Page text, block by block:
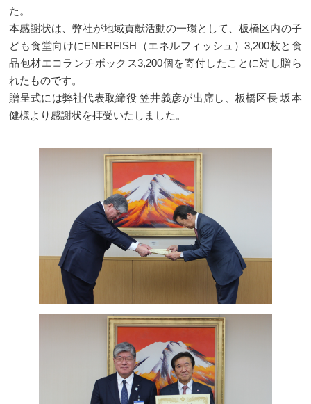
た。
本感謝状は、弊社が地域貢献活動の一環として、板橋区内の子
ども食堂向けにENERFISH（エネルフィッシュ）3,200枚と食
品包材エコランチボックス3,200個を寄付したことに対し贈ら
れたものです。
贈呈式には弊社代表取締役笠井義彦が出席し、板橋区長 坂本
健様より感謝状を拝受いたしました。